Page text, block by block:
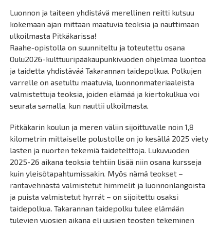
Luonnon ja taiteen yhdistävä merellinen reitti kutsuu
kokemaan ajan mittaan maatuvia teoksia ja nauttimaan
ulkoilmasta Pitkäkarissa!
Raahe-opistolla on suunniteltu ja toteutettu osana
Oulu2026-kulttuuripääkaupunkivuoden ohjelmaa luontoa
ja taidetta yhdistävää Takarannan taidepolkua. Polkujen
varrelle on asetultu maatuvia, luonnonmateriaaleista
valmistettuja teoksia, joiden elämää ja kiertokulkua voi
seurata samalla, kun nauttii ulkoilmasta.
Pitkäkarin koulun ja meren väliin sijoittuvalle noin 1,8
kilometrin mittaiselle polustolle on jo kesällä 2025 viety
lasten ja nuorten tekemiä taidetelttoja. Lukuvuoden
2025-26 aikana teoksia tehtiin lisää niin osana kursseja
kuin yleisötapahtumissakin. Myös nämä teokset –
rantavehnästä valmistetut himmelit ja luonnonlangoista
ja puista valmistetut hyrrät – on sijoitettu osaksi
taidepolkua. Takarannan taidepolku tulee elämään
tulevien vuosien aikana eli uusien teosten tekeminen